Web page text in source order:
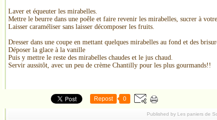
Laver et équeuter les mirabelles.
Mettre le beurre dans une poêle et faire revenir les mirabelles, sucrer à
Laisser caraméliser sans laisser décomposer les fruits.
Dresser dans une coupe en mettant quelques mirabelles au fond et des
Déposer la glace à la vanille
Puis y mettre le reste des mirabelles chaudes et le jus chaud.
Servir aussitôt, avec un peu de crème Chantilly pour les plus gourmands!!
Repost 0
Published by Les paniers de